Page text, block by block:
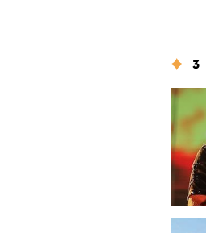
3